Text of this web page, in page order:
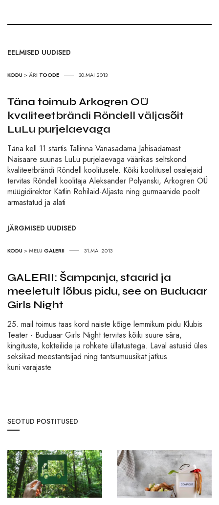
EELMISED UUDISED
KODU >ÄRI TOODE 30.MAI 2013
Täna toimub Arkogren OÜ
kvaliteetbrändi Röndell väljasõit
LuLu purjelaevaga
Täna kell 11 startis Tallinna Vanasadama Jahisadamast
Naisaare suunas LuLu purjelaevaga väärikas seltskond
kvaliteetbrändi Röndell koolitusele. Kõiki koolitusel osalejaid
tervitas Röndell koolitaja Aleksander Polyanski, Arkogren OÜ
müügidirektor Kätlin Rohilaid-Aljaste ning gurmaanide poolt
armastatud ja alati
JÄRGMISED UUDISED
KODU >MELU GALERII 31.MAI 2013
GALERII: Šampanja, staarid ja
meeletult lõbus pidu, see on Buduaar
Girls Night
25. mail toimus taas kord naiste kõige lemmikum pidu Klubis
Teater - Buduaar Girls Night tervitas kõiki suure sära,
kingituste, kokteilide ja rohkete üllatustega. Laval astusid üles
seksikad meestantsijad ning tantsumuusikat jätkus
kuni varajaste
SEOTUD POSTITUSED